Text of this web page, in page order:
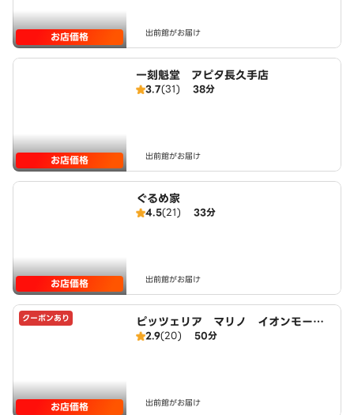
お店価格 出前館がお届け
お店価格
一刻魁堂 アピタ長久手店
3.7(31) 38分
出前館がお届け
お店価格
ぐるめ家
4.5(21) 33分
出前館がお届け
クーポンあり
お店価格
ピッツェリア マリノ イオンモール
長久手店
2.9(20) 50分
出前館がお届け